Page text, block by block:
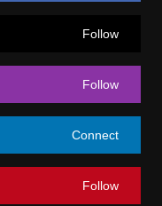
Follow
Follow
Connect
Follow